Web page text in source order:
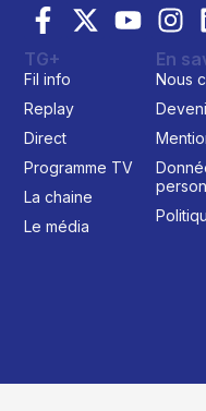
TG+
Fil info
Replay
Direct
Programme TV
La chaine
Le média
En
Nous